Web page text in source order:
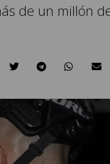
de un millón